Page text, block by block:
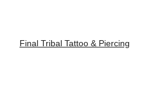
Final Tribal Tattoo & Piercing